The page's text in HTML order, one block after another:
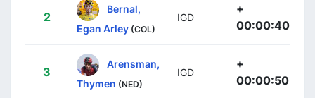
2
Bernal,
Egan Arley (COL)
IGD
+
00:00:40
3
Arensman,
Thymen (NED)
IGD
+
00:00:50